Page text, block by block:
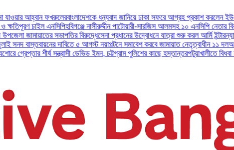
আহ্বান ফখরুলেরবাংলাদেশকে ধন্যবাদ জানিয়ে ঢাকা সফরে আগ্রহ প্রকাশ করলেন ইউএই
চাইল এনসিপিহবিগঞ্জে নাসীরুদ্দীন পাটোয়ারী-সারজিস আলমসহ ১০ এনসিপি নেতার বিরুদ্ধে
জামায়াতের সভাপতির বিরুদ্ধেসেনা প্রধানের উদ্বোধনে যাত্রা শুরু করল আর্মি ইন্টারন্যাশনাল
দাবিতে ৫ আগস্ট নয়াপল্টনে সমাবেশ করবে জামায়াত নেতৃত্বাধীন ১১ দলঅসুস্থ
শীর্ষ সন্ত্রাসী ডেভিড ইমন, চট্টগ্রাম পুলিশের কাছে হস্তান্তরপটুয়াখালীতে বিধবা